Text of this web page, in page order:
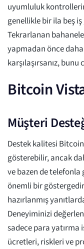
uyumluluk
genellikle bir ila beş
Tekrarlanan
yapmadan önce
karşılaşırsanız,
Bitcoin
Müşteri
Destek kalitesi
gösterebilir, ancak
ve bazen de telefonla
önemli bir
hazırlanmış
Deneyiminizi
sadece para
ücretleri, riskleri ve